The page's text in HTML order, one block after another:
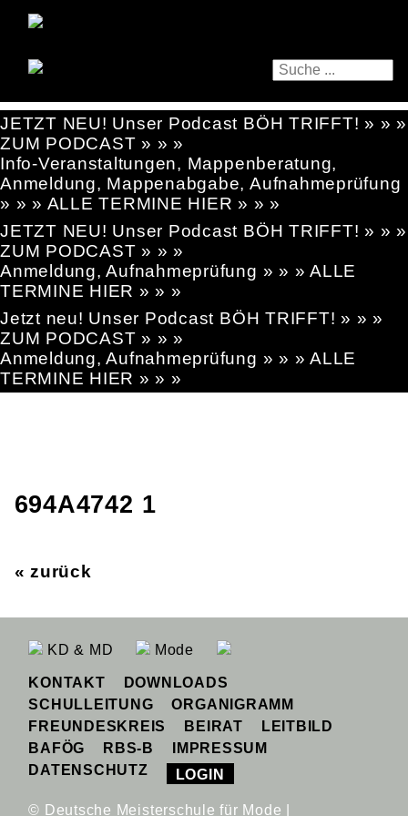
JETZT NEU! Unser Podcast BÖH TRIFFT! » » »
ZUM PODCAST » » »
Info-Veranstaltungen, Mappenberatung,
Anmeldung, Mappenabgabe, Aufnahmeprüfung
» » » ALLE TERMINE HIER » » »
JETZT NEU! Unser Podcast BÖH TRIFFT! » » »
ZUM PODCAST » » »
Anmeldung, Aufnahmeprüfung » » » ALLE
TERMINE HIER » » »
Jetzt neu! Unser Podcast BÖH TRIFFT! » » »
ZUM PODCAST » » »
Anmeldung, Aufnahmeprüfung » » » ALLE
TERMINE HIER » » »
694A4742 1
« zurück
KD & MD Mode
KONTAKT
DOWNLOADS
SCHULLEITUNG
ORGANIGRAMM
FREUNDESKREIS
BEIRAT
LEITBILD
BAFÖG
RBS-B
IMPRESSUM
DATENSCHUTZ
LOGIN
© Deutsche Meisterschule für Mode |